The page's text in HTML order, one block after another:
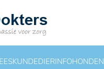
DIERINFOHONDEN